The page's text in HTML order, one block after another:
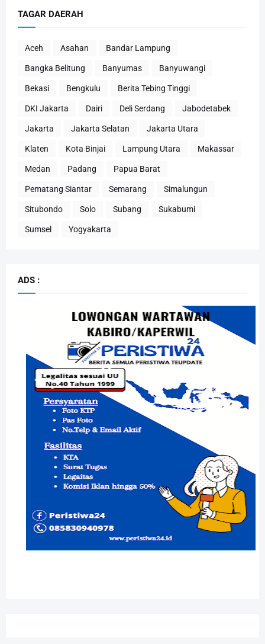
TAGAR DAERAH
Aceh Asahan Bandar Lampung
Bangka Belitung Banyumas Banyuwangi
Bekasi Bengkulu Berita Tebing Tinggi
DKI Jakarta Dairi Deli Serdang Jabodetabek
Jakarta Jakarta Selatan Jakarta Utara
Klaten Kota Binjai Lampung Utara Makassar
Medan Padang Papua Barat
Pematang Siantar Semarang Simalungun
Situbondo Solo Subang Sukabumi
Sumsel Yogyakarta
ADS :